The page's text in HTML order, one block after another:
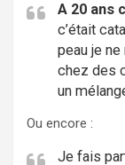
A 20 ans
c’était
peau je
chez des
un
Ou encore :
Je fais